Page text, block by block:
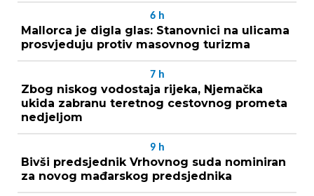
6 h
Mallorca je digla glas: Stanovnici na ulicama
prosvjeduju protiv masovnog turizma
7 h
Zbog niskog vodostaja rijeka, Njemačka
ukida zabranu teretnog cestovnog prometa
nedjeljom
9 h
Bivši predsjednik Vrhovnog suda nominiran
za novog mađarskog predsjednika